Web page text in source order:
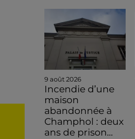
9 août 2026
Incendie d’une
maison
abandonnée à
Champhol : deux
ans de prison...